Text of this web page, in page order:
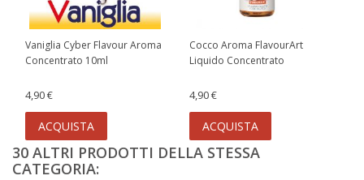
Vaniglia Cyber Flavour Aroma
Concentrato 10ml
4,90 €
ACQUISTA
Cocco Aroma FlavourArt
Liquido Concentrato
4,90 €
ACQUISTA
30 ALTRI PRODOTTI DELLA STESSA
CATEGORIA: